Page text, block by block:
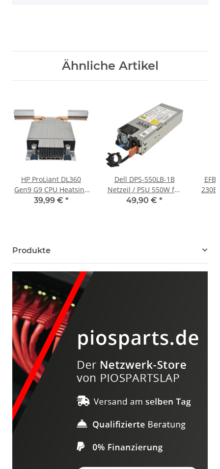
Ähnliche Artikel
HP ProLiant DL360
Gen9 G9 CPU Heatsink
/ Kühler 734043-001
39,99 € *
Dell DPS-550LB-1B
Netzeil / PSU 550W für
PowerSwitch S4048T-
49,90 € *
EFB
Produkte